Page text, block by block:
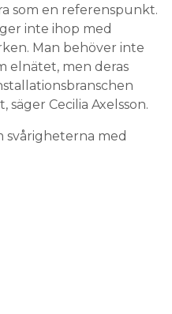
som en referenspunkt.
inte ihop med
Man behöver inte
elnätet, men deras
Cecilia Axelsson.
svårigheterna med